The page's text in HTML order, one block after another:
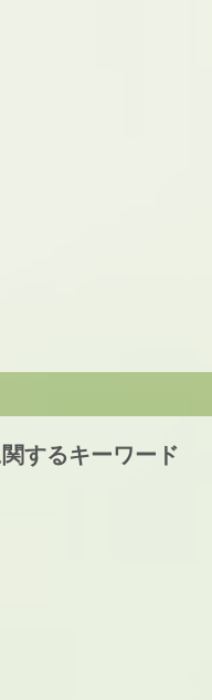
するキーワード